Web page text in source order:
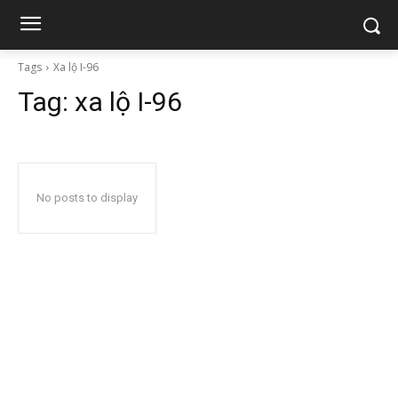
Tags Xa lộ I-96
Tag: xa lộ I-96
No posts to display